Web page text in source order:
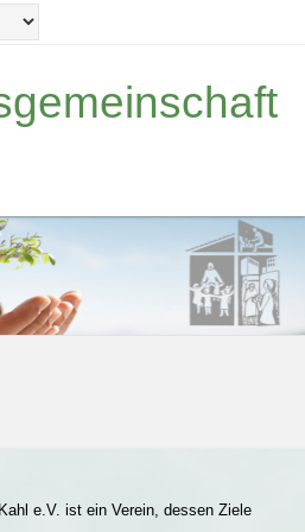
e.V. ist ein Verein, dessen Ziele